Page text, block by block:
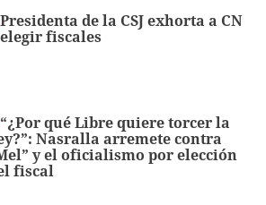
Presidenta de la CSJ exhorta a CN
fiscales
“¿Por qué Libre quiere torcer la
Nasralla arremete contra
y el oficialismo por elección
fiscal